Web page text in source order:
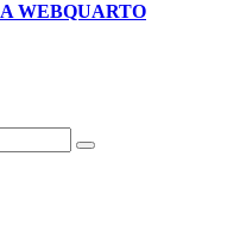
A WEBQUARTO